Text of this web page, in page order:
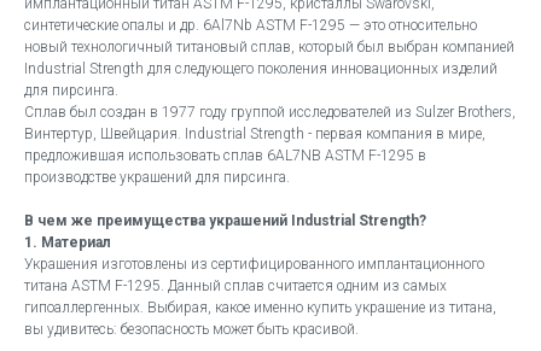
имплантационный титан ASTM F-1295, кристаллы Swarovski,
синтетические опалы и др. 6Al7Nb ASTM F-1295 — это относительно
новый технологичный титановый сплав, который был выбран компанией
Industrial Strength для следующего поколения инновационных изделий
для пирсинга.
Сплав был создан в 1977 году группой исследователей из Sulzer Brothers,
Винтертур, Швейцария. Industrial Strength - первая компания в мире,
предложившая использовать сплав 6AL7NB ASTM F-1295 в
производстве украшений для пирсинга.
В чем же преимущества украшений Industrial Strength?
1. Материал
Украшения изготовлены из сертифицированного имплантационного
титана ASTM F-1295. Данный сплав считается одним из самых
гипоаллергенных. Выбирая, какое именно купить украшение из титана,
вы удивитесь: безопасность может быть красивой.